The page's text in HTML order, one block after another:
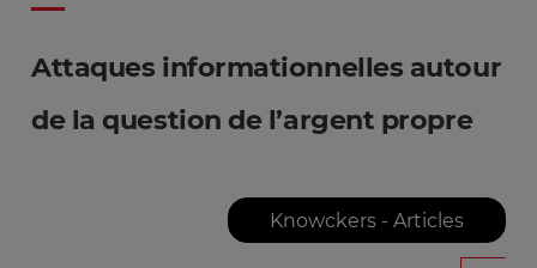
Attaques informationnelles autour
de la question de l’argent propre
Knowckers - Articles